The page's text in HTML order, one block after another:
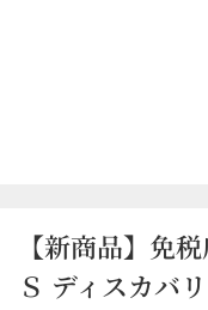
【新商品】免
Ｓ ディスカバ